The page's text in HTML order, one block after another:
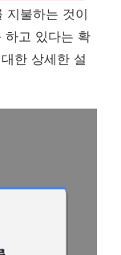
지불하는 것이
하고 있다는 확
한 상세한 설